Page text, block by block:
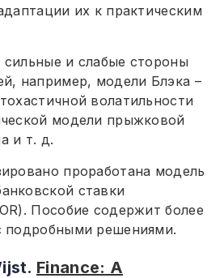
их к практическим
и слабые стороны
например, модели Блэка –
волатильности
модели прыжковой
и т. д.
проработана модель
ставки
Пособие содержит более
подробными решениями.
Finance: A